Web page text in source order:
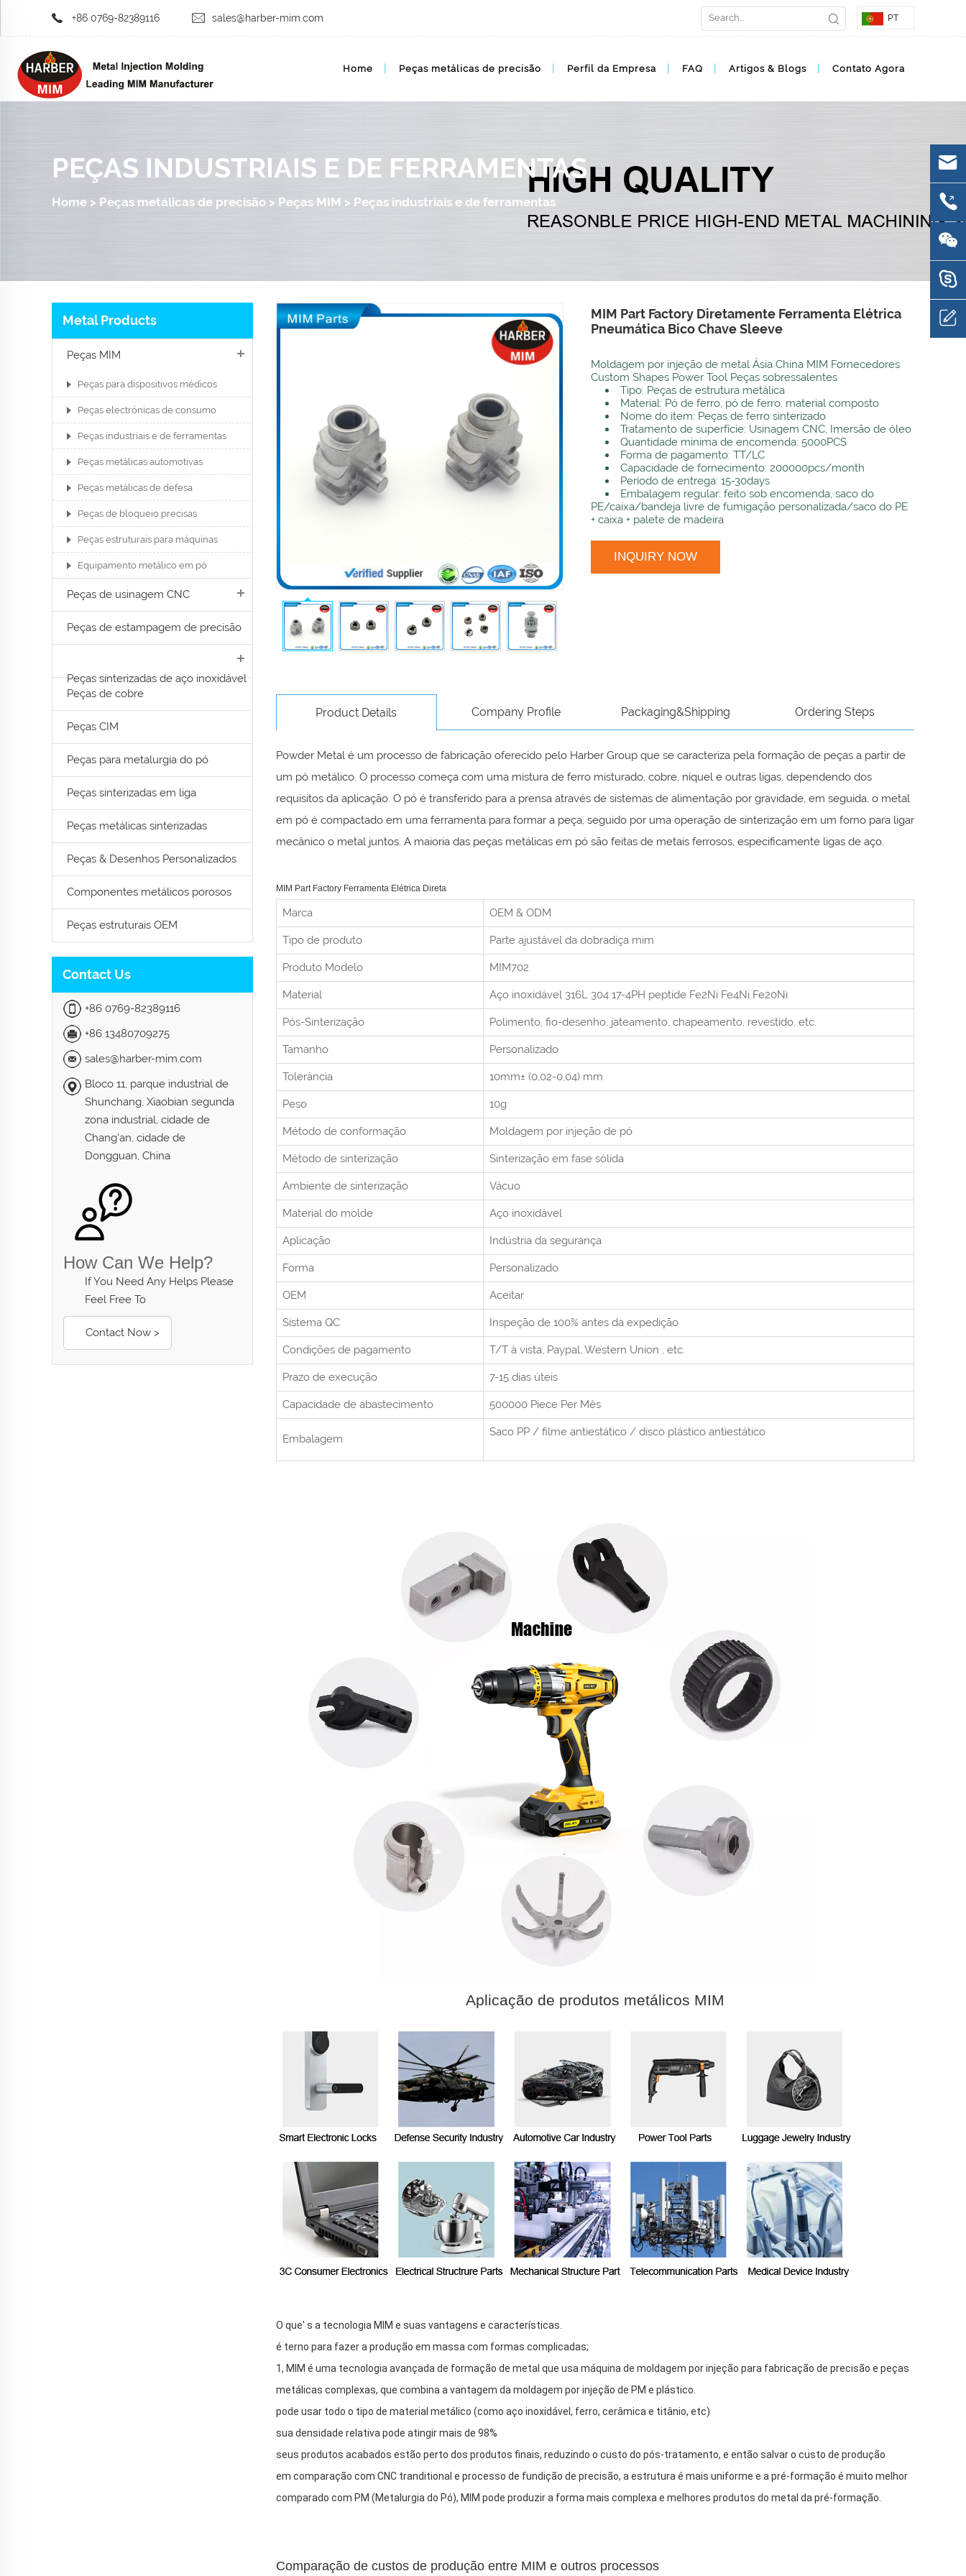
+86 0769-82389116 sales@harber-mim.com PT
Home Peças metálicas de precisão Perfil da Empresa FAQ Artigos & Blogs Contato Agora
PEÇAS INDUSTRIAIS E DE FERRAMENTAS
Home > Peças metálicas de precisão > Peças MIM > Peças industriais e de ferramentas
Metal Products
Peças MIM
Peças para dispositivos médicos
Peças electrónicas de consumo
Peças industriais e de ferramentas
Peças metálicas automotivas
Peças metálicas de defesa
Peças de bloqueio precisas
Peças estruturais para máquinas
Equipamento metálico em pó
Peças de usinagem CNC
Peças de estampagem de precisão
Peças sinterizadas de aço inoxidável
Peças de cobre
Peças CIM
Peças para metalurgia do pó
Peças sinterizadas em liga
Peças metálicas sinterizadas
Peças & Desenhos Personalizados
Componentes metálicos porosos
Peças estruturais OEM
Contact Us
+86 0769-82389116
+86 13480709275
sales@harber-mim.com
Bloco 11, parque industrial de
Shunchang, Xiaobian segunda
zona industrial, cidade de
Chang'an, cidade de
Dongguan, China
How Can We Help?
If You Need Any Helps Please
Feel Free To
Contact Now >
MIM Part Factory Diretamente Ferramenta Elétrica
Pneumática Bico Chave Sleeve
Moldagem por injeção de metal Ásia China MIM Fornecedores
Custom Shapes Power Tool Peças sobressalentes
Tipo: Peças de estrutura metálica
Material: Pó de ferro, pó de ferro, material composto
Nome do item: Peças de ferro sinterizado
Tratamento de superfície: Usinagem CNC, Imersão de óleo
Quantidade mínima de encomenda: 5000PCS
Forma de pagamento: TT/LC
Capacidade de fornecimento: 200000pcs/month
Período de entrega: 15-30days
Embalagem regular: feito sob encomenda, saco do
PE/caixa/bandeja livre de fumigação personalizada/saco do PE
+ caixa + palete de madeira
INQUIRY NOW
Product Details Company Profile Packaging&Shipping Ordering Steps
Powder Metal é um processo de fabricação oferecido pelo Harber Group que se caracteriza pela formação de peças a partir de
um pó metálico. O processo começa com uma mistura de ferro misturado, cobre, níquel e outras ligas, dependendo dos
requisitos da aplicação. O pó é transferido para a prensa através de sistemas de alimentação por gravidade, em seguida, o metal
em pó é compactado em uma ferramenta para formar a peça, seguido por uma operação de sinterização em um forno para ligar
mecânico o metal juntos. A maioria das peças metálicas em pó são feitas de metais ferrosos, especificamente ligas de aço.
MIM Part Factory Ferramenta Elétrica Direta
Marca OEM & ODM
Tipo de produto Parte ajustável da dobradiça mim
Produto Modelo MIM702
Material Aço inoxidável 316L 304 17-4PH peptide Fe2Ni Fe4Ni Fe20Ni
Pós-Sinterização Polimento, fio-desenho, jateamento, chapeamento, revestido, etc.
Tamanho Personalizado
Tolerância 10mm± (0,02-0,04) mm
Peso 10g
Método de conformação Moldagem por injeção de pó
Método de sinterização Sinterização em fase sólida
Ambiente de sinterização Vácuo
Material do molde Aço inoxidável
Aplicação Indústria da segurança
Forma Personalizado
OEM Aceitar
Sistema QC Inspeção de 100% antes da expedição
Condições de pagamento T/T à vista, Paypal, Western Union , etc.
Prazo de execução 7-15 dias úteis
Capacidade de abastecimento 500000 Piece Per Mês
Embalagem
Saco PP / filme antiestático / disco plástico antiestático
Aplicação de produtos metálicos MIM
O que' s a tecnologia MIM e suas vantagens e características.
é terno para fazer a produção em massa com formas complicadas;
1, MIM é uma tecnologia avançada de formação de metal que usa máquina de moldagem por injeção para fabricação de precisão e peças
metálicas complexas, que combina a vantagem da moldagem por injeção de PM e plástico.
pode usar todo o tipo de material metálico (como aço inoxidável, ferro, cerâmica e titânio, etc)
sua densidade relativa pode atingir mais de 98%
seus produtos acabados estão perto dos produtos finais, reduzindo o custo do pós-tratamento, e então salvar o custo de produção
em comparação com CNC tranditional e processo de fundição de precisão, a estrutura é mais uniforme e a pré-formação é muito melhor
comparado com PM (Metalurgia do Pó), MIM pode produzir a forma mais complexa e melhores produtos do metal da pré-formação.
Comparação de custos de produção entre MIM e outros processos